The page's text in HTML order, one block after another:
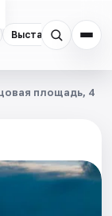
Выставки
площадь, 4